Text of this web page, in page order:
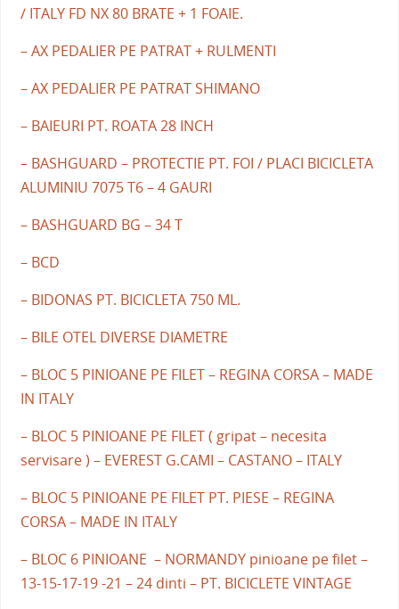
/ ITALY FD NX 80 BRATE + 1 FOAIE.
– AX PEDALIER PE PATRAT + RULMENTI
– AX PEDALIER PE PATRAT SHIMANO
– BAIEURI PT. ROATA 28 INCH
– BASHGUARD – PROTECTIE PT. FOI / PLACI BICICLETA
ALUMINIU 7075 T6 – 4 GAURI
– BASHGUARD BG – 34 T
– BCD
– BIDONAS PT. BICICLETA 750 ML.
– BILE OTEL DIVERSE DIAMETRE
– BLOC 5 PINIOANE PE FILET – REGINA CORSA – MADE
IN ITALY
– BLOC 5 PINIOANE PE FILET ( gripat – necesita
servisare ) – EVEREST G.CAMI – CASTANO – ITALY
– BLOC 5 PINIOANE PE FILET PT. PIESE – REGINA
CORSA – MADE IN ITALY
– BLOC 6 PINIOANE – NORMANDY pinioane pe filet –
13-15-17-19 -21 – 24 dinti – PT. BICICLETE VINTAGE